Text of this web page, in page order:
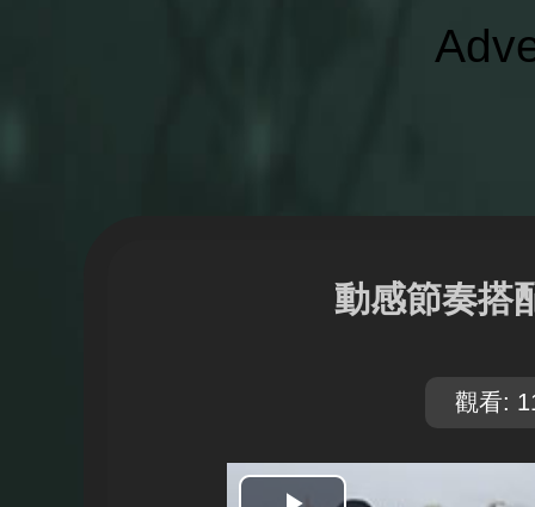
動感節奏搭
觀看: